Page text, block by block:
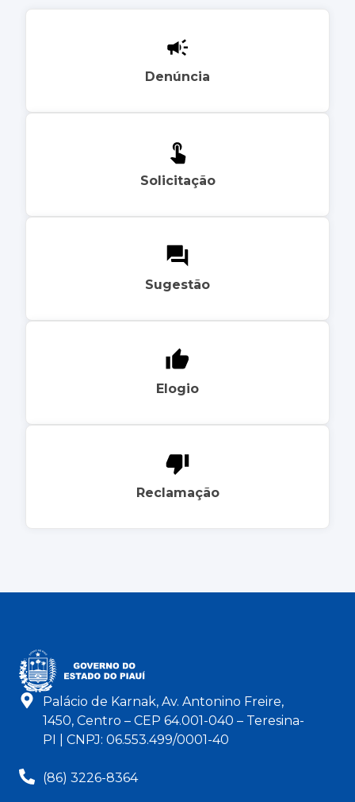
Denúncia
Solicitação
Sugestão
Elogio
Reclamação
Palácio de Karnak, Av. Antonino Freire,
1450, Centro – CEP 64.001-040 – Teresina-
PI | CNPJ: 06.553.499/0001-40
(86) 3226-8364